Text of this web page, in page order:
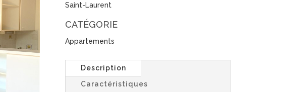
Saint-Laurent
CATÉGORIE
Appartements
Description
Caractéristiques